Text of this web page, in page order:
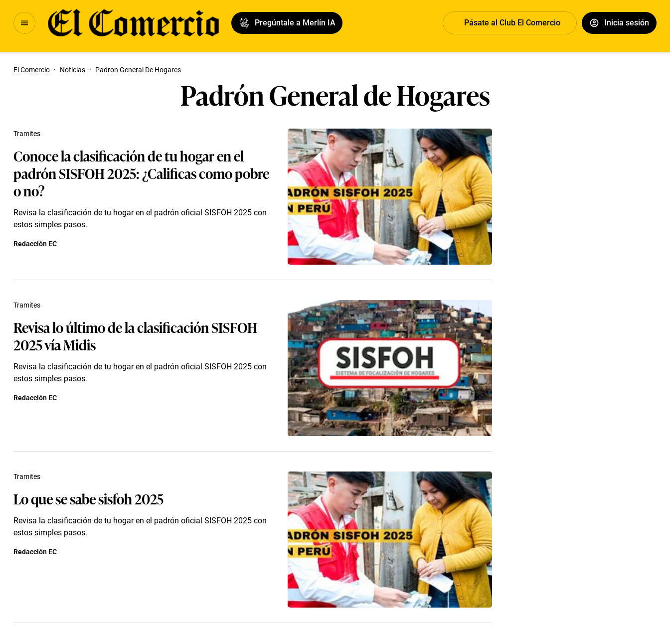
Pregúntale a Merlín IA Pásate al Club El Comercio Inicia sesión
El Comercio · Noticias · Padron General De Hogares
Padrón General de Hogares
Conoce la clasificación de tu hogar en el
padrón SISFOH 2025: ¿Calificas como pobre
o no?
Revisa la clasificación de tu hogar en el padrón oficial SISFOH 2025 con
estos simples pasos.
Tramites
Redacción EC
Revisa lo último de la clasificación SISFOH
2025 vía Midis
Revisa la clasificación de tu hogar en el padrón oficial SISFOH 2025 con
estos simples pasos.
Tramites
Redacción EC
Lo que se sabe sisfoh 2025
Revisa la clasificación de tu hogar en el padrón oficial SISFOH 2025 con
estos simples pasos.
Tramites
Redacción EC